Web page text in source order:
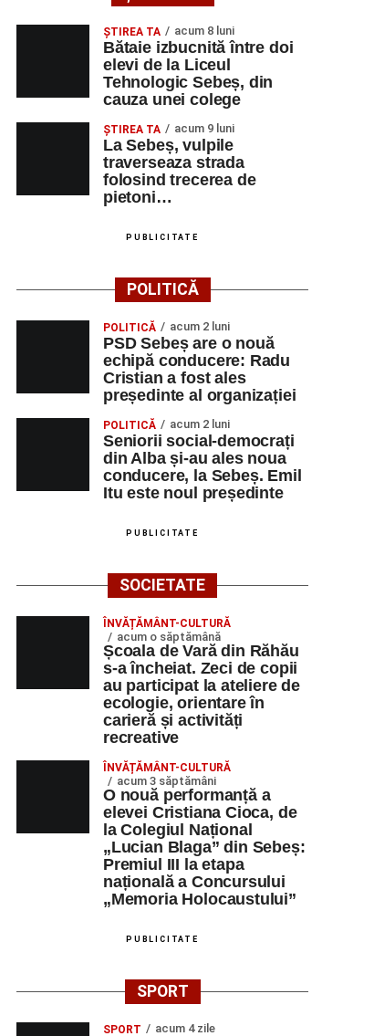
ŞTIREA TA acum 8 luni
Bătaie izbucnită între doi
elevi de la Liceul
Tehnologic Sebeș, din
cauza unei colege
ŞTIREA TA acum 9 luni
La Sebeș, vulpile
traverseaza strada
folosind trecerea de
pietoni…
PUBLICITATE
POLITICĂ
POLITICĂ acum 2 luni
PSD Sebeș are o nouă
echipă conducere: Radu
Cristian a fost ales
președinte al organizației
POLITICĂ acum 2 luni
Seniorii social-democrați
din Alba și-au ales noua
conducere, la Sebeș. Emil
Itu este noul președinte
PUBLICITATE
SOCIETATE
ÎNVĂȚĂMÂNT-CULTURĂ
acum o săptămână
Școala de Vară din Răhău
s-a încheiat. Zeci de copii
au participat la ateliere de
ecologie, orientare în
carieră și activități
recreative
ÎNVĂȚĂMÂNT-CULTURĂ
acum 3 săptămâni
O nouă performanță a
elevei Cristiana Cioca, de
la Colegiul Național
„Lucian Blaga” din Sebeș:
Premiul III la etapa
națională a Concursului
„Memoria Holocaustului”
PUBLICITATE
SPORT
SPORT acum 4 zile